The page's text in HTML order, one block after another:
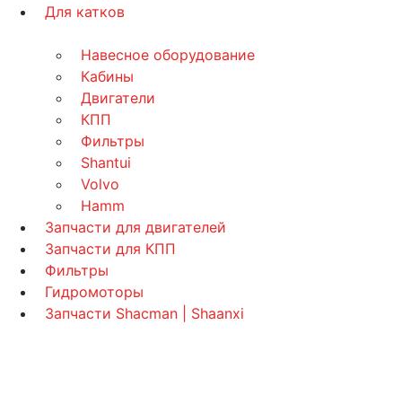
Для катков
Навесное оборудование
Кабины
Двигатели
КПП
Фильтры
Shantui
Volvo
Hamm
Запчасти для двигателей
Запчасти для КПП
Фильтры
Гидромоторы
Запчасти Shacman | Shaanxi